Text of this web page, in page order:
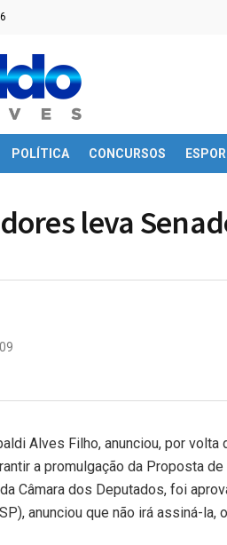
POLÍTICA CONCURSOS
leva
Alves Filho, anunciou, por
a promulgação da Proposta
Câmara dos Deputados, foi
anunciou que não irá assiná-